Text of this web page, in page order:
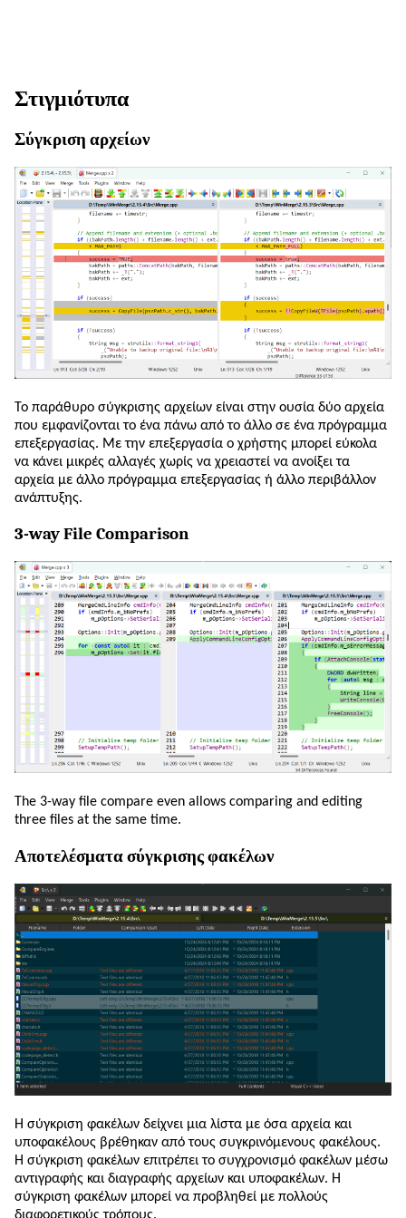
Στιγμιότυπα
Σύγκριση αρχείων
Το παράθυρο σύγκρισης αρχείων είναι στην ουσία δύο αρχεία
που εμφανίζονται το ένα πάνω από το άλλο σε ένα πρόγραμμα
επεξεργασίας. Με την επεξεργασία ο χρήστης μπορεί εύκολα
να κάνει μικρές αλλαγές χωρίς να χρειαστεί να ανοίξει τα
αρχεία με άλλο πρόγραμμα επεξεργασίας ή άλλο περιβάλλον
ανάπτυξης.
3-way File Comparison
The 3-way file compare even allows comparing and editing
three files at the same time.
Αποτελέσματα σύγκρισης φακέλων
Η σύγκριση φακέλων δείχνει μια λίστα με όσα αρχεία και
υποφακέλους βρέθηκαν από τους συγκρινόμενους φακέλους.
Η σύγκριση φακέλων επιτρέπει το συγχρονισμό φακέλων μέσω
αντιγραφής και διαγραφής αρχείων και υποφακέλων. Η
σύγκριση φακέλων μπορεί να προβληθεί με πολλούς
διαφορετικούς τρόπους.